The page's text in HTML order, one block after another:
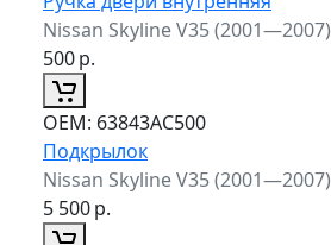
Nissan Skyline V35 (2001—2007)
500р.
ОЕМ: 63843AC500
Подкрылок
Nissan Skyline V35 (2001—2007)
5 500р.